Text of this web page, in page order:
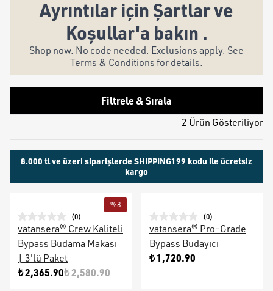
Ayrıntılar için Şartlar ve
Koşullar'a bakın .
Shop now. No code needed. Exclusions apply. See
Terms & Conditions for details.
Filtrele & Sırala
2 Ürün Gösteriliyor
8.000 tl ve üzeri siparişlerde SHIPPING199 kodu ile ücretsiz
kargo
%8
(0)
vatansera® Crew Kaliteli
Bypass Budama Makası
| 3'lü Paket
₺ 2,365.90₺ 2,580.90
(0)
vatansera® Pro-Grade
Bypass Budayıcı
₺ 1,720.90